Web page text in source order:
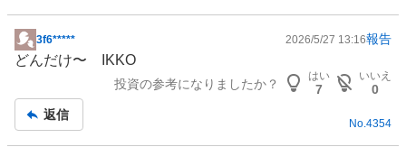
掲
示
事
3f6***** 2026/5/27 13:16報告
どんだけ〜 IKKO
投資の参考になりましたか？
はい
7
いいえ
0
返信
No.4354